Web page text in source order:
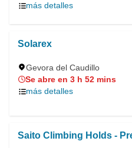
más detalles
Solarex
Gevora del Caudillo
Se abre en 3 h 52 mins
más detalles
Saito Climbing Holds -